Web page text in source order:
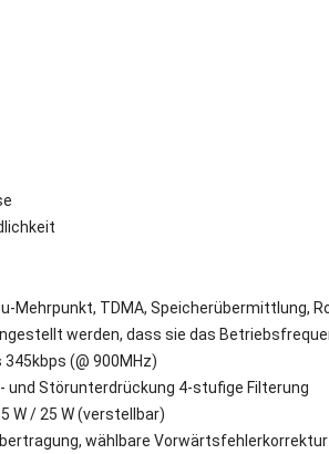
Mehrpunkt, TDMA, Speicherübermittlung,
werden, dass sie das
(@ 900MHz)
und Störunterdrückung 4-stufige Filterung
W / 25 W (verstellbar)
wählbare Vorwärtsfehlerkorrektur